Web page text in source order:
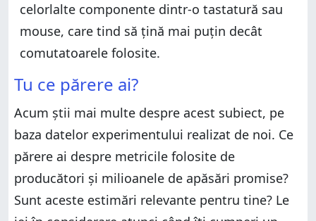
celorlalte componente dintr-o tastatură sau
mouse, care tind să țină mai puțin decât
comutatoarele folosite.
Tu ce părere ai?
Acum știi mai multe despre acest subiect, pe
baza datelor experimentului realizat de noi. Ce
părere ai despre metricile folosite de
producători și milioanele de apăsări promise?
Sunt aceste estimări relevante pentru tine? Le